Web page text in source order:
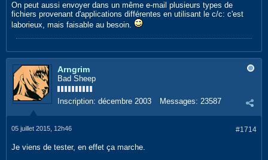
On peut aussi envoyer dans un même e-mail plusieurs types de
fichiers provenant d'applications différentes en utilisant le c/c: c'est
laborieux, mais faisable au besoin.
Arngrim
Bad Sheep
Inscription: décembre 2003 Messages: 23587
#1714
05 juillet 2015, 12h46
Je viens de tester, en effet ça marche.